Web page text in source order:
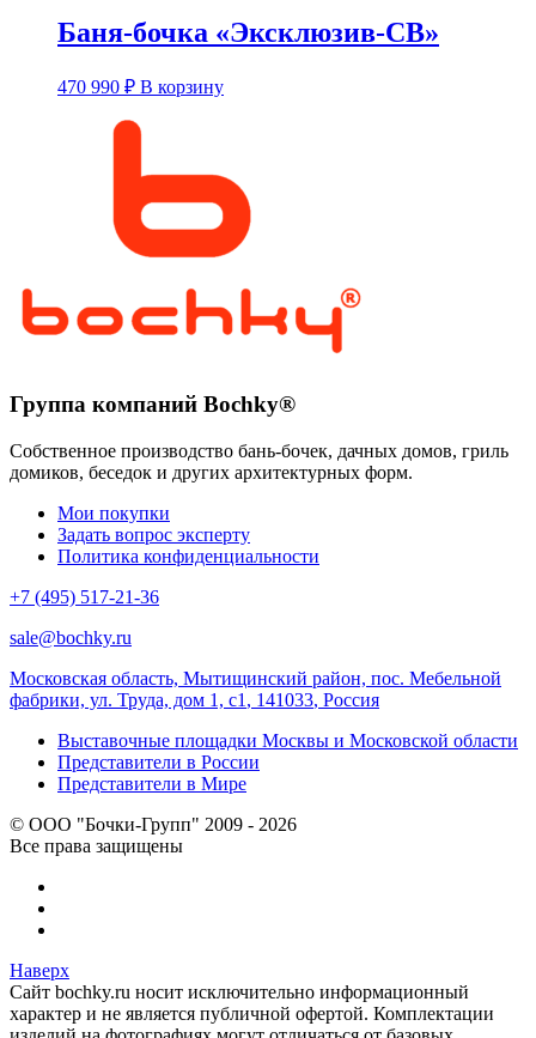
Баня-бочка «Эксклюзив-СВ»
470 990 ₽ В корзинуЭтот
Опции
можно
выбрать
на
товара.
Группа компаний Bochky®
Собственное производство бань-бочек, дачных домов, гриль
домиков, беседок и других архитектурных форм.
Мои покупки
Задать вопрос эксперту
Политика конфиденциальности
+7 (495) 517-21-36
sale@bochky.ru
Московская область, Мытищинский район, пос. Мебельной
фабрики, ул. Труда, дом 1, с1 , 141033, Россия
Выставочные площадки Москвы и Московской области
Представители в России
Представители в Мире
© ООО "Бочки-Групп" 2009 - 2026
Все права защищены
Наверх
Сайт bochky.ru носит исключительно информационный
характер и не является публичной офертой. Комплектации